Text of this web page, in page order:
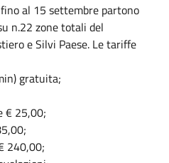
al 15 settembre partono
n.22 zone totali del
e Silvi Paese. Le tariffe
gratuita;
€ 25,00;
240,00;